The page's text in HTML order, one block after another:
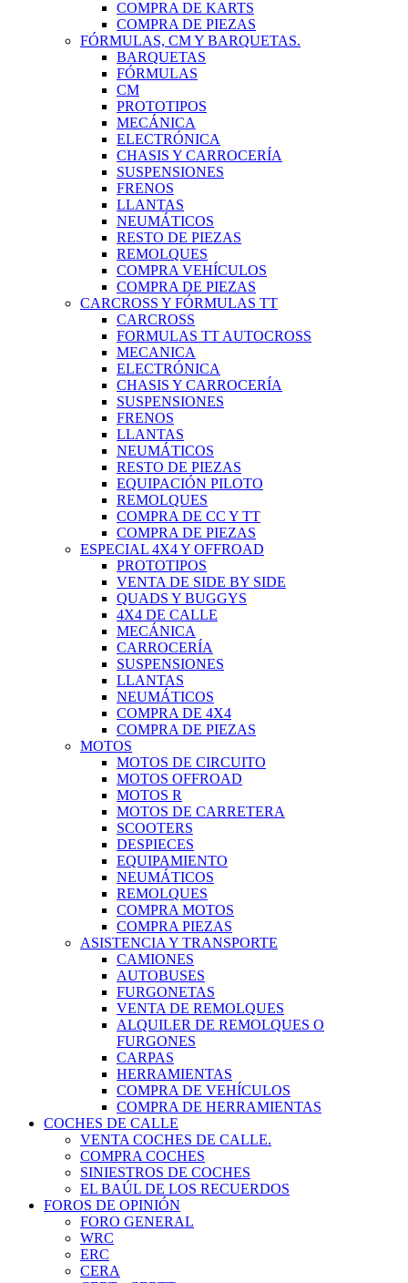
COMPRA DE KARTS
COMPRA DE PIEZAS
FÓRMULAS, CM Y BARQUETAS.
BARQUETAS
FÓRMULAS
CM
PROTOTIPOS
MECÁNICA
ELECTRÓNICA
CHASIS Y CARROCERÍA
SUSPENSIONES
FRENOS
LLANTAS
NEUMÁTICOS
RESTO DE PIEZAS
REMOLQUES
COMPRA VEHÍCULOS
COMPRA DE PIEZAS
CARCROSS Y FÓRMULAS TT
CARCROSS
FORMULAS TT AUTOCROSS
MECANICA
ELECTRÓNICA
CHASIS Y CARROCERÍA
SUSPENSIONES
FRENOS
LLANTAS
NEUMÁTICOS
RESTO DE PIEZAS
EQUIPACIÓN PILOTO
REMOLQUES
COMPRA DE CC Y TT
COMPRA DE PIEZAS
ESPECIAL 4X4 Y OFFROAD
PROTOTIPOS
VENTA DE SIDE BY SIDE
QUADS Y BUGGYS
4X4 DE CALLE
MECÁNICA
CARROCERÍA
SUSPENSIONES
LLANTAS
NEUMÁTICOS
COMPRA DE 4X4
COMPRA DE PIEZAS
MOTOS
MOTOS DE CIRCUITO
MOTOS OFFROAD
MOTOS R
MOTOS DE CARRETERA
SCOOTERS
DESPIECES
EQUIPAMIENTO
NEUMÁTICOS
REMOLQUES
COMPRA MOTOS
COMPRA PIEZAS
ASISTENCIA Y TRANSPORTE
CAMIONES
AUTOBUSES
FURGONETAS
VENTA DE REMOLQUES
ALQUILER DE REMOLQUES O
FURGONES
CARPAS
HERRAMIENTAS
COMPRA DE VEHÍCULOS
COMPRA DE HERRAMIENTAS
COCHES DE CALLE
VENTA COCHES DE CALLE.
COMPRA COCHES
SINIESTROS DE COCHES
EL BAÚL DE LOS RECUERDOS
FOROS DE OPINIÓN
FORO GENERAL
WRC
ERC
CERA